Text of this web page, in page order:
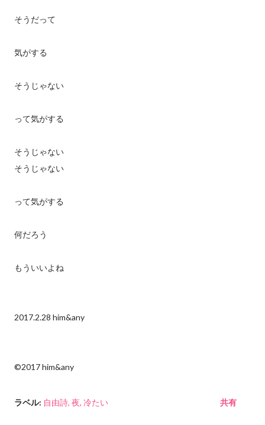
そうだって
気がする
そうじゃない
って気がする
そうじゃない
そうじゃない
って気がする
何だろう
もういいよね
2017.2.28 him&any
©︎2017 him&any
ラベル: 自由詩 夜 冷たい 共有